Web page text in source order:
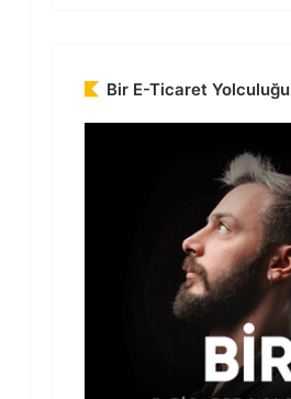
Bir E-Ticaret Yolculuğu